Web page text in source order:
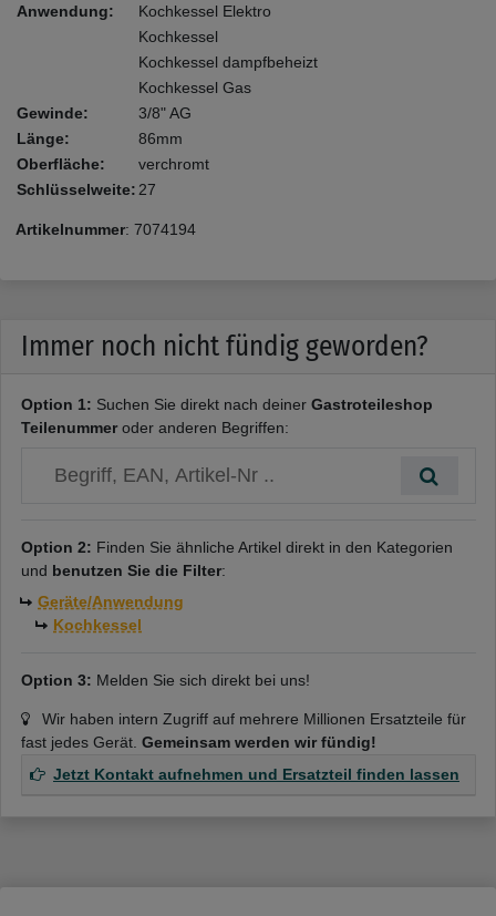
Anwendung:
Kochkessel Elektro
Kochkessel
Kochkessel dampfbeheizt
Kochkessel Gas
Gewinde:
3/8" AG
Länge:
86mm
Oberfläche:
verchromt
Schlüsselweite: 27
Artikelnummer: 7074194
Immer noch nicht fündig geworden?
Option 1: Suchen Sie direkt nach deiner Gastroteileshop
Teilenummeroder anderen Begriffen:
Option 2: Finden Sie ähnliche Artikel direkt in den Kategorien
und benutzen Sie die Filter:
Geräte/Anwendung
Kochkessel
Option 3: Melden Sie sich direkt bei uns!
Wir haben intern Zugriff auf mehrere Millionen Ersatzteile für
fast jedes Gerät. Gemeinsam werden wir fündig!
Jetzt Kontakt aufnehmen und Ersatzteil finden lassen